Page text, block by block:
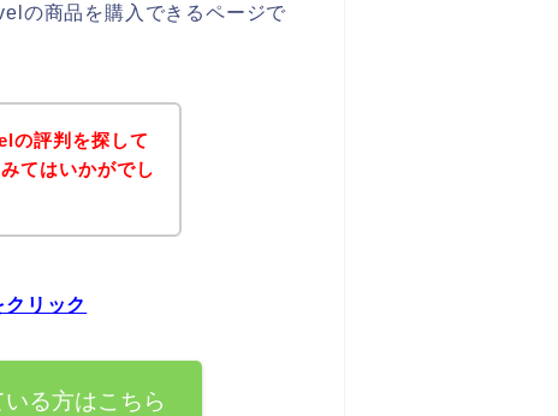
の商品を購入できるページで
の評判を探して
てはいかがでし
リック
る方はこちら